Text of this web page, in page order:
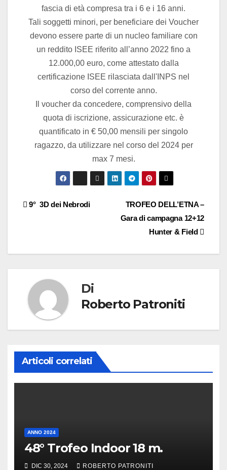
fascia di età compresa tra i 6 e i 16 anni.
Tali soggetti minori, per beneficiare dei Voucher
devono essere parte di un nucleo familiare con
un reddito ISEE riferito all’anno 2022 fino a
12.000,00 euro, come attestato dalla
certificazione ISEE rilasciata dall'INPS nel
corso del corrente anno.
Il voucher da concedere, comprensivo della
quota di iscrizione, assicurazione etc. è
quantificato in € 50,00 mensili per singolo
ragazzo, da utilizzare nel corso del 2024 per
max 7 mesi.
TROFEO DELL’ETNA –
Gara di campagna 12+12
Hunter & Field
9° 3D dei Nebrodi
Di
Roberto Patroniti
Articoli correlati
ANNO 2024
48° Trofeo Indoor 18 m.
DIC 30, 2024 ROBERTO PATRONITI